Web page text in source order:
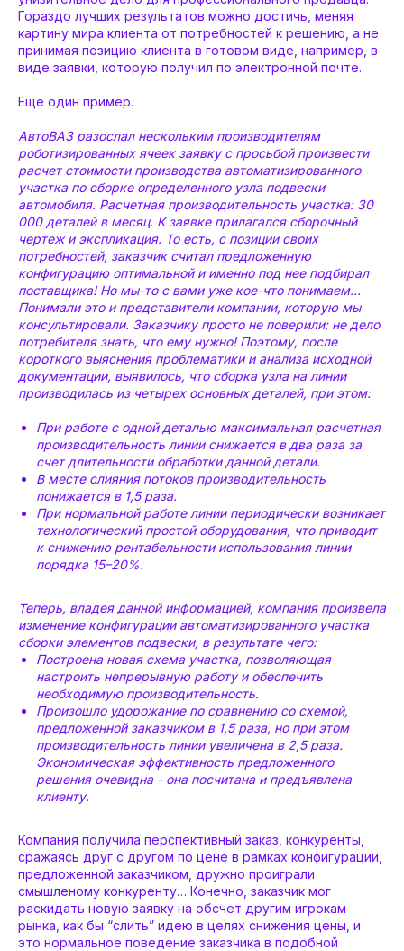
Гораздо лучших результатов можно достичь, меняя
картину мира клиента от потребностей к решению, а не
принимая позицию клиента в готовом виде, например, в
виде заявки, которую получил по электронной почте.
Еще один пример.
АвтоВАЗ разослал нескольким производителям
роботизированных ячеек заявку с просьбой произвести
расчет стоимости производства автоматизированного
участка по сборке определенного узла подвески
автомобиля. Расчетная производительность участка: 30
000 деталей в месяц. К заявке прилагался сборочный
чертеж и экспликация. То есть, с позиции своих
потребностей, заказчик считал предложенную
конфигурацию оптимальной и именно под нее подбирал
поставщика! Но мы-то с вами уже кое-что понимаем…
Понимали это и представители компании, которую мы
консультировали. Заказчику просто не поверили: не дело
потребителя знать, что ему нужно! Поэтому, после
короткого выяснения проблематики и анализа исходной
документации, выявилось, что сборка узла на линии
производилась из четырех основных деталей, при этом:
При работе с одной деталью максимальная расчетная
производительность линии снижается в два раза за
счет длительности обработки данной детали.
В месте слияния потоков производительность
понижается в 1,5 раза.
При нормальной работе линии периодически возникает
технологический простой оборудования, что приводит
к снижению рентабельности использования линии
порядка 15–20%.
Теперь, владея данной информацией, компания произвела
изменение конфигурации автоматизированного участка
сборки элементов подвески, в результате чего:
Построена новая схема участка, позволяющая
настроить непрерывную работу и обеспечить
необходимую производительность.
Произошло удорожание по сравнению со схемой,
предложенной заказчиком в 1,5 раза, но при этом
производительность линии увеличена в 2,5 раза.
Экономическая эффективность предложенного
решения очевидна - она посчитана и предъявлена
клиенту.
Компания получила перспективный заказ, конкуренты,
сражаясь друг с другом по цене в рамках конфигурации,
предложенной заказчиком, дружно проиграли
смышленому конкуренту… Конечно, заказчик мог
раскидать новую заявку на обсчет другим игрокам
рынка, как бы “слить” идею в целях снижения цены, и
это нормальное поведение заказчика в подобной